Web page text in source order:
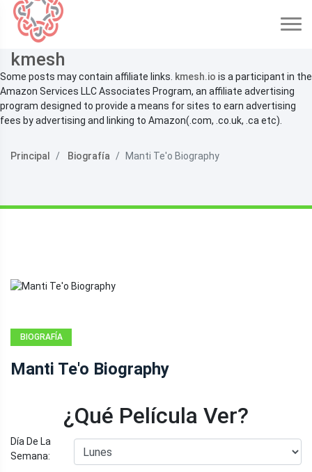
kmesh
Some posts may contain affiliate links. kmesh.io is a participant in the
Amazon Services LLC Associates Program, an affiliate advertising
program designed to provide a means for sites to earn advertising
fees by advertising and linking to Amazon(.com, .co.uk, .ca etc).
Principal Biografía Manti Te'o Biography
BIOGRAFÍA
Manti Te'o Biography
¿Qué Película Ver?
Día De La
Semana: